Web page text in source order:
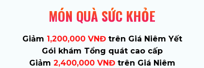
MÓN QUÀ SỨC KHỎE
Giảm 1,200,000 VNĐtrên Giá Niêm Yết
Gói khám Tổng quát cao cấp
Giảm 2,400,000 VNĐtrên Giá Niêm